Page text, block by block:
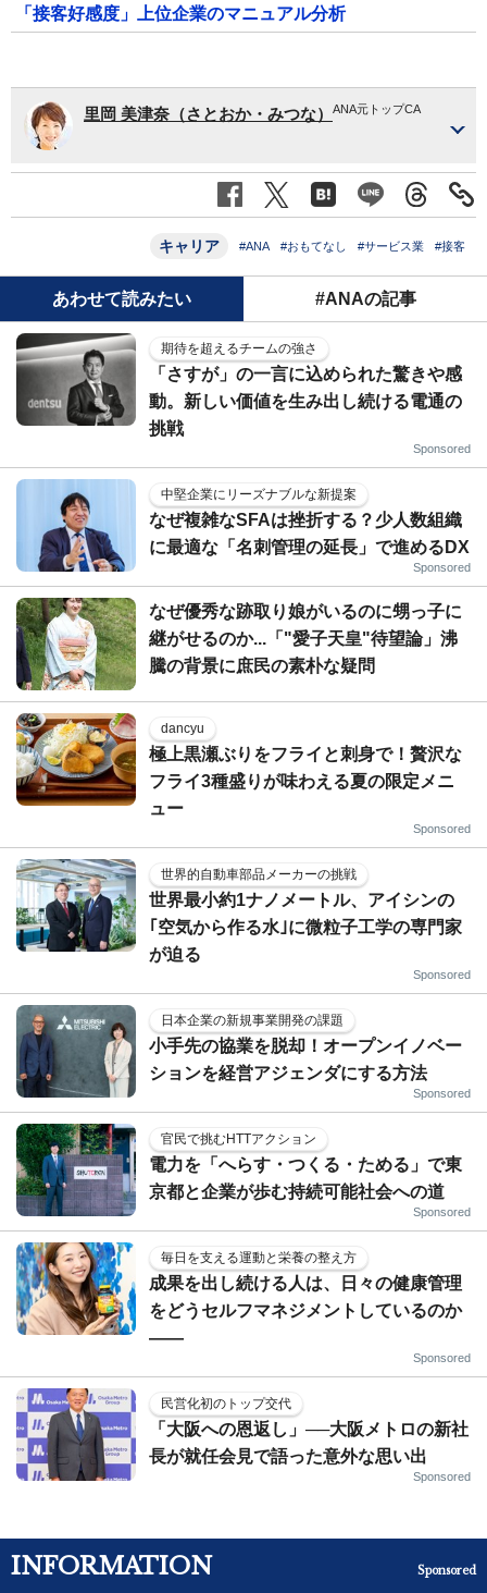
「接客好感度」上位企業のマニュアル分析
里岡 美津奈（さとおか・みつな） ANA元トップCA
キャリア #ANA #おもてなし #サービス業 #接客
あわせて読みたい #ANAの記事
期待を超えるチームの強さ
「さすが」の一言に込められた驚きや感
動。新しい価値を生み出し続ける電通の
挑戦
Sponsored
中堅企業にリーズナブルな新提案
なぜ複雑なSFAは挫折する？少人数組織
に最適な「名刺管理の延長」で進めるDX
Sponsored
なぜ優秀な跡取り娘がいるのに甥っ子に
継がせるのか...「"愛子天皇"待望論」沸
騰の背景に庶民の素朴な疑問
dancyu
極上黒瀬ぶりをフライと刺身で！贅沢な
フライ3種盛りが味わえる夏の限定メニ
ュー
Sponsored
世界的自動車部品メーカーの挑戦
世界最小約1ナノメートル、アイシンの
｢空気から作る水｣に微粒子工学の専門家
が迫る
Sponsored
日本企業の新規事業開発の課題
小手先の協業を脱却！オープンイノベー
ションを経営アジェンダにする方法
Sponsored
官民で挑むHTTアクション
電力を「へらす・つくる・ためる」で東
京都と企業が歩む持続可能社会への道
Sponsored
毎日を支える運動と栄養の整え方
成果を出し続ける人は、日々の健康管理
をどうセルフマネジメントしているのか
——
Sponsored
民営化初のトップ交代
「大阪への恩返し」──大阪メトロの新社
長が就任会見で語った意外な思い出
Sponsored
INFORMATION Sponsored